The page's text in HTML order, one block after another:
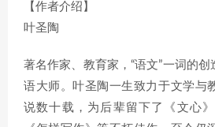
【作者介绍】
叶圣陶
著名作家、教育家，“语文”一词的
语大师。叶圣陶一生致力于文学与
说数十载，为后辈留下了《文心